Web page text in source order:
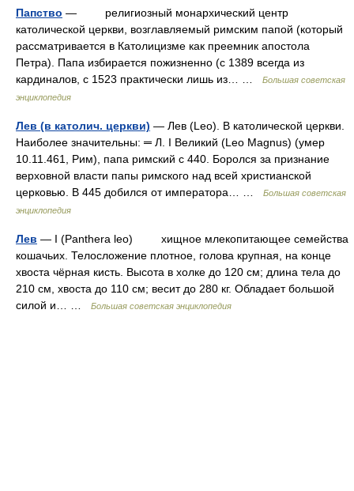
Папство — религиозный монархический центр
католической церкви, возглавляемый римским папой (который
рассматривается в Католицизме как преемник апостола
Петра). Папа избирается пожизненно (с 1389 всегда из
кардиналов, с 1523 практически лишь из… …
Большая советская
энциклопедия
Лев (в католич. церкви) — Лев (Leo). В католической церкви.
Наиболее значительны: ═ Л. I Великий (Leo Magnus) (умер
10.11.461, Рим), папа римский с 440. Боролся за признание
верховной власти папы римского над всей христианской
церковью. В 445 добился от императора… …
Большая советская
энциклопедия
Лев — I (Panthera leo) хищное млекопитающее семейства
кошачьих. Телосложение плотное, голова крупная, на конце
хвоста чёрная кисть. Высота в холке до 120 см; длина тела до
210 см, хвоста до 110 см; весит до 280 кг. Обладает большой
силой и… …
Большая советская энциклопедия